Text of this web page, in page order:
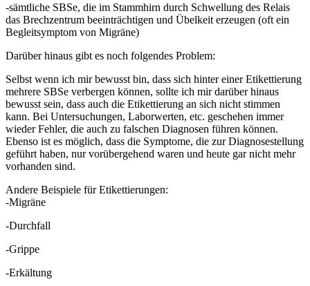
-sämtliche SBSe, die im Stammhirn durch Schwellung des Relais
das Brechzentrum beeinträchtigen und Übelkeit erzeugen (oft ein
Begleitsymptom von Migräne)
Darüber hinaus gibt es noch folgendes Problem:
Selbst wenn ich mir bewusst bin, dass sich hinter einer Etikettierung
mehrere SBSe verbergen können, sollte ich mir darüber hinaus
bewusst sein, dass auch die Etikettierung an sich nicht stimmen
kann. Bei Untersuchungen, Laborwerten, etc. geschehen immer
wieder Fehler, die auch zu falschen Diagnosen führen können.
Ebenso ist es möglich, dass die Symptome, die zur Diagnosestellung
geführt haben, nur vorübergehend waren und heute gar nicht mehr
vorhanden sind.
Andere Beispiele für Etikettierungen:
-Migräne
-Durchfall
-Grippe
-Erkältung